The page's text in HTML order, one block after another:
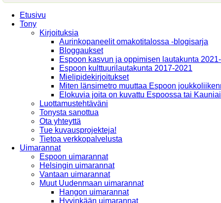
Etusivu
Tony
Kirjoituksia
Aurinkopaneelit omakotitalossa -blogisarja
Bloggaukset
Espoon kasvun ja oppimisen lautakunta
Espoon kulttuurilautakunta 2017-2021
Mielipidekirjoitukset
Miten länsimetro muuttaa Espoon
Elokuvia joita on kuvattu Espoossa tai
Luottamustehtäväni
Tonysta sanottua
Ota yhteyttä
Tue kuvausprojekteja!
Tietoa verkkopalvelusta
Uimarannat
Espoon uimarannat
Helsingin uimarannat
Vantaan uimarannat
Muut Uudenmaan uimarannat
Hangon uimarannat
Hyvinkään uimarannat